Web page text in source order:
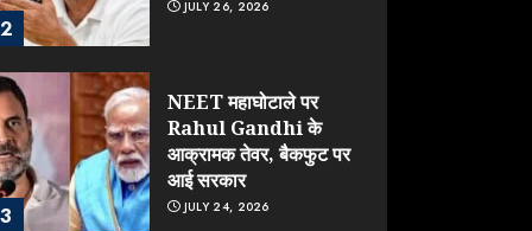
2
JULY 26, 2026
3
NEET महाघोटाले पर
Rahul Gandhi के
आक्रामक तेवर, बैकफुट पर
आई सरकार
JULY 24, 2026